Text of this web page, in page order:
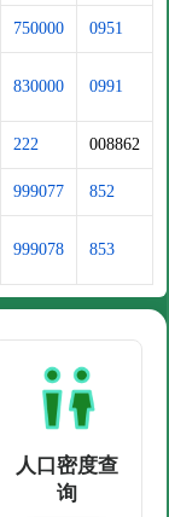
750000 0951
830000 0991
222 008862
999077 852
999078 853
人口密度查
询